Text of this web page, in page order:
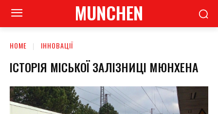
MUNCHEN
HOME ІННОВАЦІЇ
ІСТОРІЯ МІСЬКОЇ ЗАЛІЗНИЦІ МЮНХЕНА